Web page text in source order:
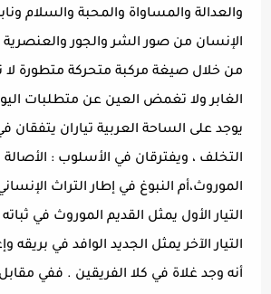
والعدالة والمساواة والمحبة والسلام
الإنسان من صور الشر والجور والعنصرية
من خلال صيغة مركبة متحركة متطورة لا
الغابر ولا تغمض العين عن متطلبات
يوجد على الساحة العربية تياران يتفقان
التخلف ، ويفترقان في الأسلوب :
الموروث،أم النبوغ في إطار التراث
التيار الأول يمثل القديم الموروث في
التيار الآخر يمثل الجديد الوافد في بريقه
أنه وجد غلاة في كلا الفريقين . ففي